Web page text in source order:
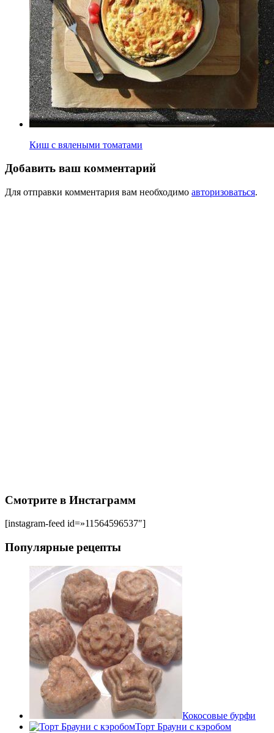
Киш с вялеными томатами
Добавить ваш комментарий
Для отправки комментария вам необходимо авторизоваться.
Смотрите в Инстаграмм
[instagram-feed id=»11564596537″]
Популярные рецепты
Кокосовые бурфи
Торт Брауни с кэробом